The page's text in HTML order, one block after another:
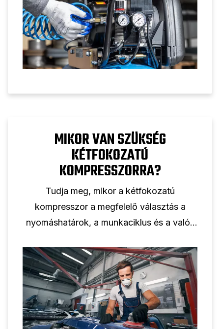
tippeket.
MIKOR VAN SZÜKSÉG
KÉTFOKOZATÚ
KOMPRESSZORRA?
Tudja meg, mikor a kétfokozatú
kompresszor a megfelelő választás a
nyomáshatárok, a munkaciklus és a valós